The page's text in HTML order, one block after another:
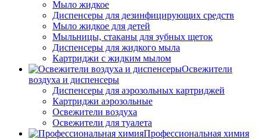
Мыло жидкое
Диспенсеры для дезинфицирующих средств
Мыло жидкое для детей
Мыльницы, стаканы для зубных щеток
Диспенсеры для жидкого мыла
Картриджи с жидким мылом
Освежители
воздуха и диспенсеры
Диспенсеры для аэрозольных картриджей
Картриджи аэрозольные
Освежители воздуха
Освежители для туалета
Профессиональная химия